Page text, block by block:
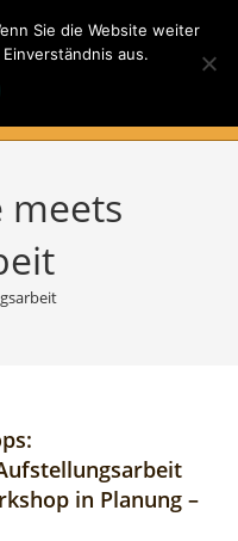
meets
in Planung –
Sie die Website weiter
aus.